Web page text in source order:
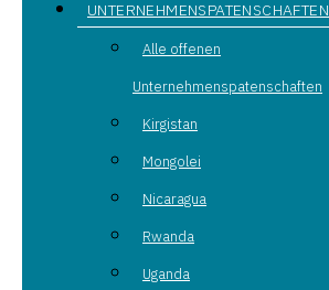
UNTERNEHMENSPATENSCHAFTEN
Alle offenen
Unternehmenspatenschaften
Kirgistan
Mongolei
Nicaragua
Rwanda
Uganda